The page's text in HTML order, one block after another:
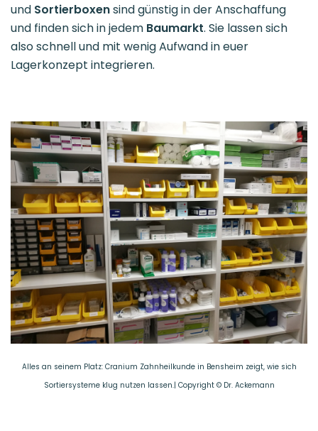
und Sortierboxensind günstig in der Anschaffung
und finden sich in jedem Baumarkt. Sie lassen sich
also schnell und mit wenig Aufwand in euer
Lagerkonzept integrieren.
Alles an seinem Platz: Cranium Zahnheilkunde in Bensheim zeigt, wie sich
Sortiersysteme klug nutzen lassen.| Copyright © Dr. Ackemann